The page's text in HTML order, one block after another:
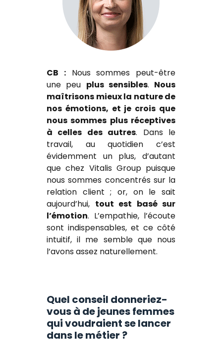
CB :Nous sommes peut-être
une peu plus sensibles. Nous
maîtrisons mieux la nature de
nos émotions, et je crois que
nous sommes plus réceptives
à celles des autres. Dans le
travail, au quotidien c’est
évidemment un plus, d’autant
que chez Vitalis Group puisque
nous sommes concentrés sur la
relation client ; or, on le sait
aujourd’hui, tout est basé sur
l’émotion. L’empathie, l’écoute
sont indispensables, et ce côté
intuitif, il me semble que nous
l’avons assez naturellement.
Quel conseil donneriez-
vous à de jeunes femmes
qui voudraient se lancer
dans le métier ?